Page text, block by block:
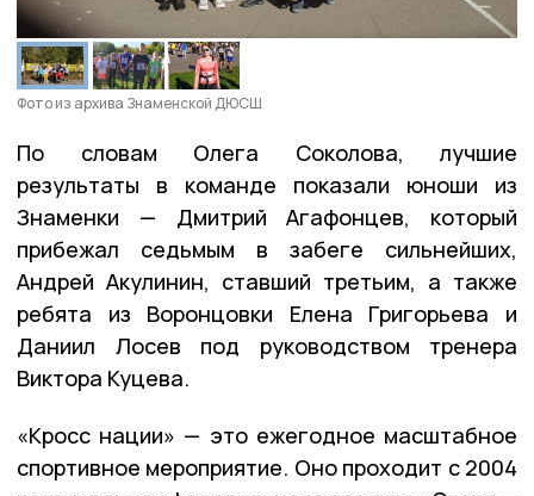
Фото из архива Знаменской ДЮСШ
По словам Олега Соколова, лучшие
результаты в команде показали юноши из
Знаменки — Дмитрий Агафонцев, который
прибежал седьмым в забеге сильнейших,
Андрей Акулинин, ставший третьим, а также
ребята из Воронцовки Елена Григорьева и
Даниил Лосев под руководством тренера
Виктора Куцева.
«Кросс нации» — это ежегодное масштабное
спортивное мероприятие. Оно проходит с 2004